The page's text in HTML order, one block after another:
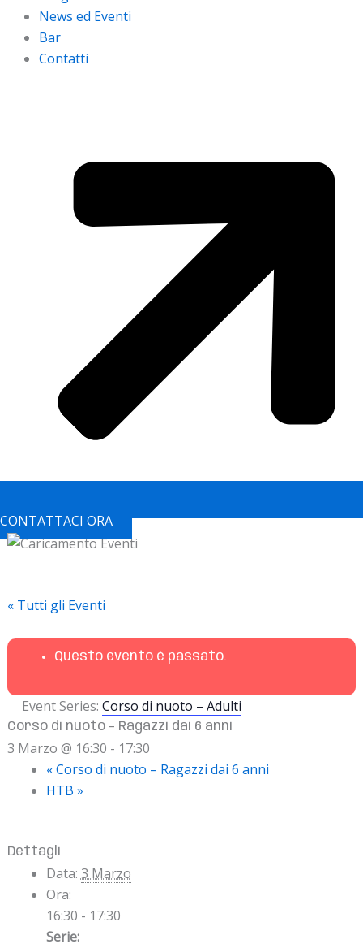
News ed Eventi
Bar
Contatti
CONTATTACI ORA
« Tutti gli Eventi
Questo evento è passato.
Event Series: Corso di nuoto – Adulti
Corso di nuoto – Ragazzi dai 6 anni
3 Marzo @ 16:30 - 17:30
«Corso di nuoto – Ragazzi dai 6 anni
HTB »
Dettagli
Data: 3 Marzo
Ora:
16:30 - 17:30
Serie: